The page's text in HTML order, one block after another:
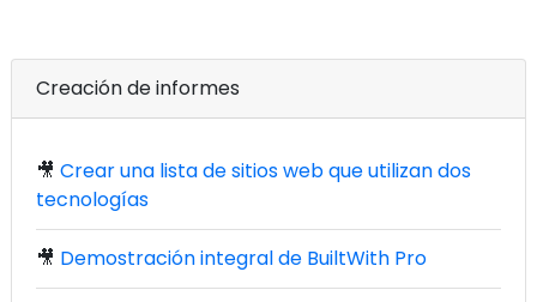
Creación de informes
🎥 Crear una lista de sitios web que utilizan dos
tecnologías
🎥 Demostración integral de BuiltWith Pro